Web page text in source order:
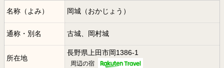
名称（よみ） 岡城（おかじょう）
通称・別名 古城、岡村城
所在地
長野県上田市岡1386-1
周辺の宿